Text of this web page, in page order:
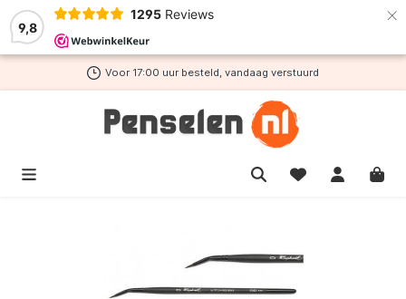
9,8
1295 Reviews ×
hoofdinhoud
Voor 17:00 uur besteld, vandaag verstuurd